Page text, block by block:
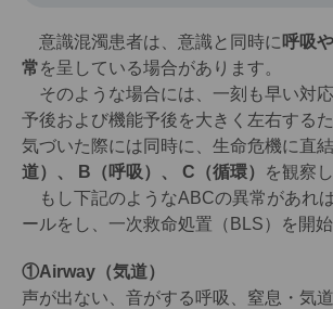
意識混濁患者は、意識と同時に 呼吸
常を呈している場合があります。
そのような場合には、一刻も早い対
予後および機能予後を大きく左右する
気づいた際には同時に、生命危機に直
道）、 B（呼吸）、 C（循環）
を観察
もし下記のようなABCの異常があれ
ールをし、一次救命処置（BLS）を開始
①Airway（気道）
声が出ない、音がする呼吸、窒息・気